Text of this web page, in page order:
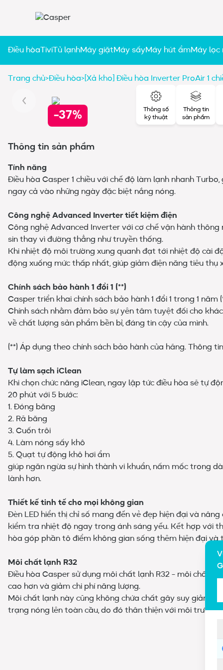
Điều hòa Tivi Tủ lạnhMáy giặtMáy sấyMáy hút ẩmMáy lọc
Trang chủ>Điều hòa> [Xả kho] Điều hòa Inverter ProAir 1
-37%
Thông số
kỹ thuật
Thông tin
sản phẩm
Thông tin sản phẩm
Tính năng
Điều hòa Casper 1 chiều với chế độ làm lạnh nhanh
ngay cả vào những ngày đặc biệt nắng nóng.
Công nghệ Advanced Inverter tiết kiệm điện
Công nghệ Advanced Inverter với cơ chế vận hành thông
sin thay vì đường thẳng như truyền thống.
Khi nhiệt độ môi trường xung quanh đạt tới nhiệt độ cài
động xuống mức thấp nhất, giúp giảm điện năng tiêu thụ
Chính sách bảo hành 1 đổi 1 (**)
Casper triển khai chính sách bảo hành 1 đổi 1 trong 1
Chính sách nhằm đảm bảo sự yên tâm tuyệt đối cho
về chất lượng sản phẩm bền bỉ, đáng tin cậy của mình.
(**) Áp dụng theo chính sách bảo hành của hãng. Thông
Tự làm sạch iClean
Khi chọn chức năng iClean, ngay lập tức điều hòa sẽ tự
20 phút với 5 bước:
1. Đóng băng
2. Rã băng
3. Cuốn trôi
4. Làm nóng sấy khô
5. Quạt tự động khô hơi ẩm
giúp ngăn ngừa sự hình thành vi khuẩn, nấm mốc trong
lành hơn.
Thiết kế tinh tế cho mọi không gian
Đèn LED hiển thị chỉ số mang đến vẻ đẹp hiện đại và
kiểm tra nhiệt độ ngay trong ánh sáng yếu. Kết hợp với
hòa góp phần tô điểm không gian sống thêm hiện đại và
Môi chất lạnh R32
Điều hòa Casper sử dụng môi chất lạnh R32 - môi chất
cao hơn và giảm chi phí năng lượng.
Môi chất lạnh này cũng không chứa chất gây suy giảm
trạng nóng lên toàn cầu, do đó thân thiện với môi trường.